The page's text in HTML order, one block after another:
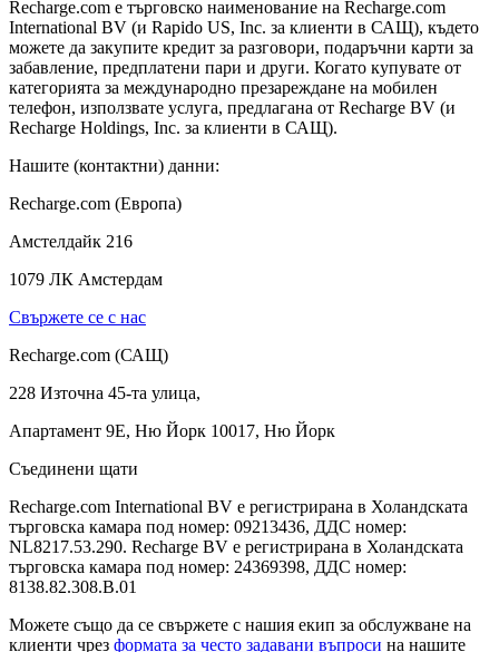
Recharge.com е търговско наименование на Recharge.com
International BV (и Rapido US, Inc. за клиенти в САЩ), където
можете да закупите кредит за разговори, подаръчни карти за
забавление, предплатени пари и други. Когато купувате от
категорията за международно презареждане на мобилен
телефон, използвате услуга, предлагана от Recharge BV (и
Recharge Holdings, Inc. за клиенти в САЩ).
Нашите (контактни) данни:
Recharge.com (Европа)
Амстелдайк 216
1079 ЛК Амстердам
Свържете се с нас
Recharge.com (САЩ)
228 Източна 45-та улица,
Апартамент 9E, Ню Йорк 10017, Ню Йорк
Съединени щати
Recharge.com International BV е регистрирана в Холандската
търговска камара под номер: 09213436, ДДС номер:
NL8217.53.290. Recharge BV е регистрирана в Холандската
търговска камара под номер: 24369398, ДДС номер:
8138.82.308.B.01
Можете също да се свържете с нашия екип за обслужване на
клиенти чрез формата за често задавани въпроси на нашите